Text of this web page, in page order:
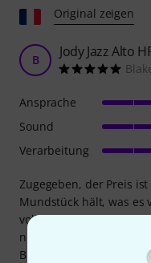
Original zeigen
B Jody Jazz Alto
Zugegeben, der Preis
Mundstück hält, was es
voll. Selbst bei
nicht schrill.
Blättern.
Ansprache
Sound
Verarbeitung